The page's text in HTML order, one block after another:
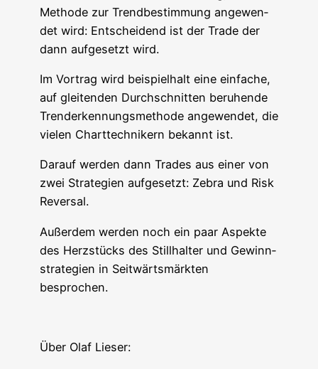
Metho­de zur Trend­be­stim­mung ange­wen­
det wird: Ent­schei­dend ist der Trade der
dann auf­ge­setzt wird.
Im Vor­trag wird bei­spiel­halt eine ein­fa­che,
auf glei­ten­den Durch­schnit­ten beru­hen­de
Trend­er­ken­nungs­me­tho­de ange­wen­det, die
vie­len Chart­tech­ni­kern bekannt ist.
Dar­auf wer­den dann Trades aus einer von
zwei Stra­te­gien auf­ge­setzt: Zebra und Risk
Reversal.
Außer­dem wer­den noch ein paar Aspek­te
des Herz­stücks des Still­hal­ter und Gewinn­
stra­te­gien in Seit­wärts­märk­ten
besprochen.
Über Olaf Lieser: